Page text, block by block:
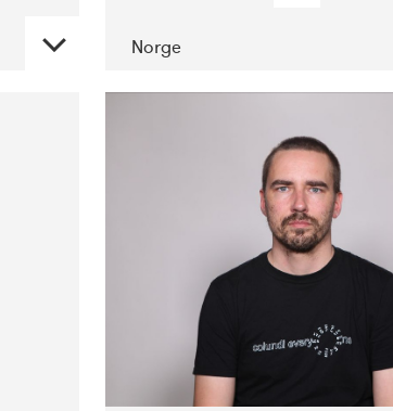
Norge
CONCERTS
02-2019
Fanø
Free Folk
Festival